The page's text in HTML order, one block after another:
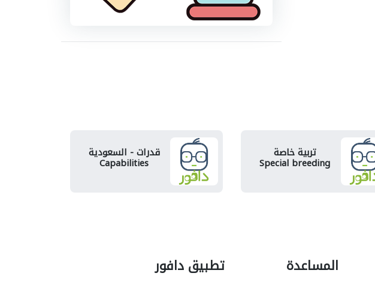
تربية خاصة
Special breeding
قدرات - السعودية
Capabilities
المساعدة تطبيق دافور